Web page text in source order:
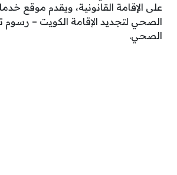
على الإقامة القانونية، ويقدم موقع
الصحي لتجديد الإقامة الكويت – رسوم
الصحي.